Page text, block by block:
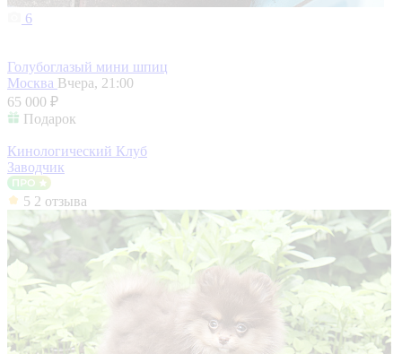
6
Голубоглазый мини шпиц
Москва Вчера, 21:00
65 000 ₽
Подарок
Кинологический Клуб
Заводчик
5 2 отзыва